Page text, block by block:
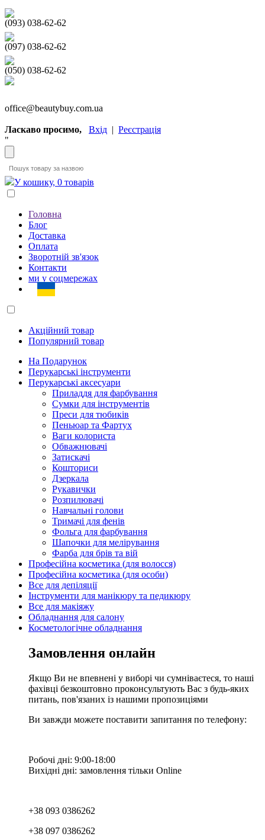
(093) 038-62-62
(097) 038-62-62
(050) 038-62-62
office@beautybuy.com.ua
Ласкаво просимо, Вхід | Реєстрація
"
У кошику, 0 товарів
Головна
Блог
Доставка
Оплата
Зворотній зв'язок
Контакти
ми у соцмережах
Акційний товар
Популярний товар
На Подарунок
Перукарські інструменти
Перукарські аксесуари
Приладдя для фарбування
Сумки для інструментів
Преси для тюбиків
Пеньюар та Фартух
Ваги колориста
Обважнювачі
Затискачі
Кошториси
Дзеркала
Рукавички
Розпилювачі
Навчальні голови
Тримачі для фенів
Фольга для фарбування
Шапочки для мелірування
Фарба для брів та вій
Професійна косметика (для волосся)
Професійна косметика (для особи)
Все для депіляції
Інструменти для манікюру та педикюру
Все для макіяжу
Обладнання для салону
Косметологічне обладнання
Замовлення онлайн
Якщо Ви не впевнені у виборі чи сумніваєтеся, то наші
фахівці безкоштовно проконсультують Вас з будь-яких
питань, пов'язаних із нашими пропозиціями
Ви завжди можете поставити запитання по телефону:
Робочі дні: 9:00-18:00
Вихідні дні: замовлення тільки Online
+38 093 0386262
+38 097 0386262